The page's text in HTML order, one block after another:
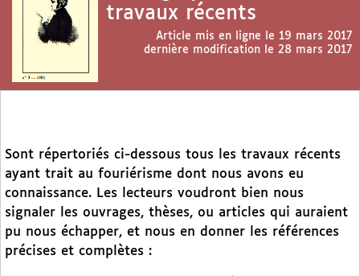
travaux récents
Article mis en ligne le 19 mars 2017
dernière modification le 28 mars 2017
Sont répertoriés ci-dessous tous les travaux récents
ayant trait au fouriérisme dont nous avons eu
connaissance. Les lecteurs voudront bien nous
signaler les ouvrages, thèses, ou articles qui auraient
pu nous échapper, et nous en donner les références
précises et complètes :